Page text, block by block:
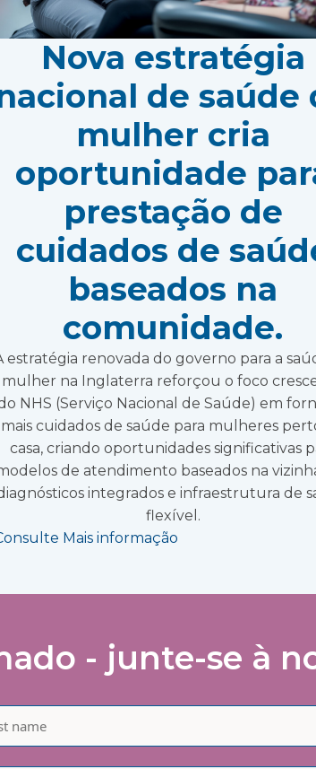
Nova estratégia
de saúde
mulher cria
oportunidade
prestação de
cuidados de
baseados na
comunidade.
estratégia renovada do governo para a
mulher na Inglaterra reforçou o foco
NHS (Serviço Nacional de Saúde) em
mais cuidados de saúde para mulheres
casa, criando oportunidades significativas
de atendimento baseados na
integrados e infraestrutura de
flexível.
Mais informação
- junte-se à